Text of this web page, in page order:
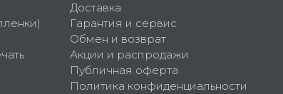
Доставка
Гарантия и сервис
Обмен и возврат
Акции и распродажи
Публичная оферта
Политика конфиденциальности